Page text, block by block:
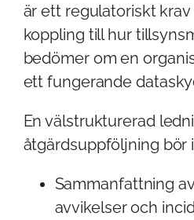
är ett regulatoriskt
koppling till hur
bedömer om en
ett fungerande
En välstrukturerad
åtgärdsuppföljning bör
Sammanfattning
avvikelser och